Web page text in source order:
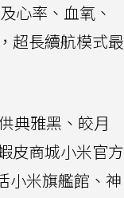
心率、血氧、
超長續航模式最
典雅黑、皎月
皮商城小米官方
小米旗艦館、神